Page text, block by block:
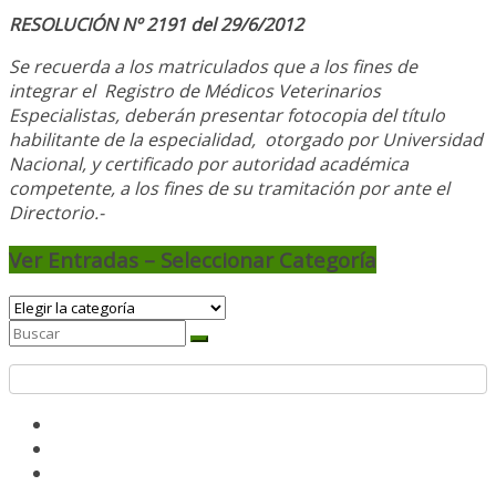
RESOLUCIÓN Nº 2191 del 29/6/2012
Se recuerda a los matriculados que a los fines de
integrar el Registro de Médicos Veterinarios
Especialistas, deberán presentar fotocopia del título
habilitante de la especialidad, otorgado por Universidad
Nacional, ycertificado por autoridad académica
competente, a los fines de su tramitación por ante el
Directorio.-
Ver Entradas – Seleccionar Categoría
Ver
Entradas
–
Categoría